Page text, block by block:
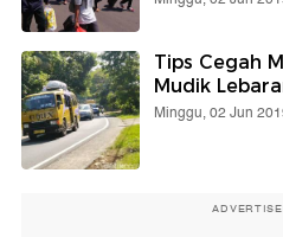
Tips Cegah
Mudik
Minggu, 02 Jun